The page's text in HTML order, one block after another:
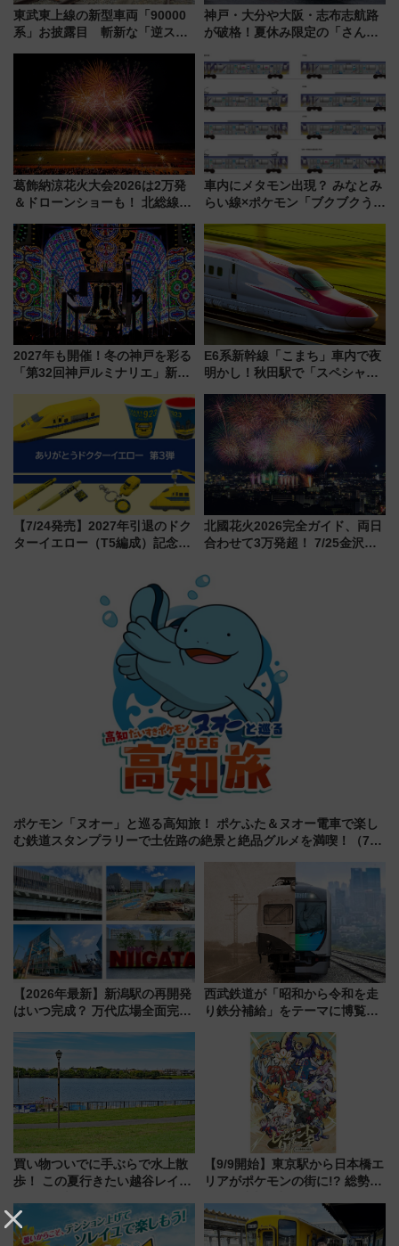
東武東上線の新型車両「90000
系」お披露目 斬新な「逆スラ
放的な車内空間に注目、デビュ
ーは9月
神戸・大分や大阪・志布志航路
が破格！夏休み限定の「さんふ
ート 夕朝食ビュッフェ付きで
快適な船旅はいかが？
葛飾納涼花火大会2026は2万発
＆ドローンショーも！ 北総線を
車、観覧スポット情報と周辺観
光まとめ（7/28開催）
車内にメタモン出現？ みなとみ
らい線×ポケモン「ブクブクうみ
行開始に！ この夏は直通列車で
横浜へ！
2027年も開催！冬の神戸を彩る
「第32回神戸ルミナリエ」新た
記憶を次世代へ
E6系新幹線「こまち」車内で夜
明かし！秋田駅で「スペシャル
法は？
【7/24発売】2027年引退のドク
ターイエロー（T5編成）記念グ
北國花火2026完全ガイド、両日
合わせて3万発超！ 7/25金沢大
会の日程・アクセス・観覧席ま
ポケモン「ヌオー」と巡る高知旅！ ポケふた＆ヌオー電車で楽し
む鉄道スタンプラリーで土佐路の絶景と絶品グルメを満喫！（7月
【2026年最新】新潟駅の再開発
はいつ完成？ 万代広場全面完成
開発、バスタ新潟構想まで徹底
西武鉄道が「昭和から令和を走
り鉄分補給」をテーマに博覧会
14日から 新車両「トキイロ」体
験ブースも アクセスや申込方法
買い物ついでに手ぶらで水上散
歩！ この夏行きたい越谷レイク
ア「LAKESIDE PARK」（埼玉
県越谷市）
【9/9開始】東京駅から日本橋エ
リアがポケモンの街に!? 総勢
リサーチ」本格謎解き・グッズ
情報まとめ